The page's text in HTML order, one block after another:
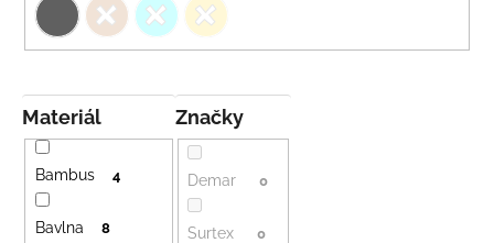
Značky
Demar 0
Surtex 0
Materiál
Bambus 4
Bavlna 8